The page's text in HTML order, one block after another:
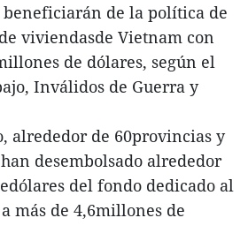
beneficiarán de la política de
viviendasde Vietnam con
de dólares, según el
Inválidos de Guerra y
alrededor de 60provincias y
desembolsado alrededor
del fondo dedicado al
más de 4,6millones de